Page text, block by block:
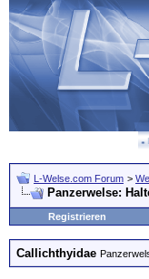
L-Welse.com Forum >
Panzerwelse:
Registrieren
Callichthyidae